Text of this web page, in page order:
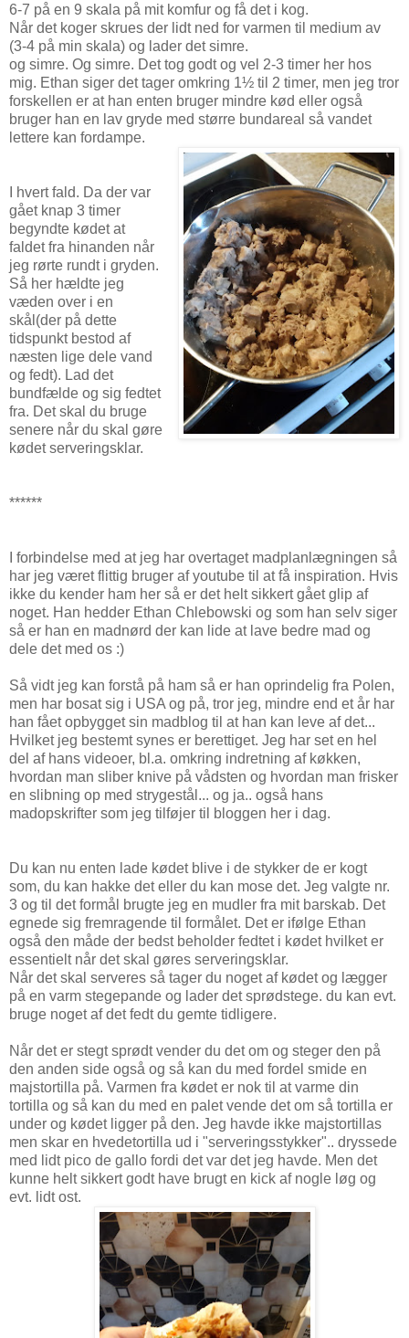
6-7 på en 9 skala på mit komfur og få det i kog.
Når det koger skrues der lidt ned for varmen til medium av
(3-4 på min skala) og lader det simre.
og simre. Og simre. Det tog godt og vel 2-3 timer her hos
mig. Ethan siger det tager omkring 1½ til 2 timer, men jeg tror
forskellen er at han enten bruger mindre kød eller også
bruger han en lav gryde med større bundareal så vandet
lettere kan fordampe.
I hvert fald. Da der var
gået knap 3 timer
begyndte kødet at
faldet fra hinanden når
jeg rørte rundt i gryden.
Så her hældte jeg
væden over i en
skål(der på dette
tidspunkt bestod af
næsten lige dele vand
og fedt). Lad det
bundfælde og sig fedtet
fra. Det skal du bruge
senere når du skal gøre
kødet serveringsklar.
******
I forbindelse med at jeg har overtaget madplanlægningen så
har jeg været flittig bruger af youtube til at få inspiration. Hvis
ikke du kender ham her så er det helt sikkert gået glip af
noget. Han hedder Ethan Chlebowski og som han selv siger
så er han en madnørd der kan lide at lave bedre mad og
dele det med os :)
Så vidt jeg kan forstå på ham så er han oprindelig fra Polen,
men har bosat sig i USA og på, tror jeg, mindre end et år har
han fået opbygget sin madblog til at han kan leve af det...
Hvilket jeg bestemt synes er berettiget. Jeg har set en hel
del af hans videoer, bl.a. omkring indretning af køkken,
hvordan man sliber knive på vådsten og hvordan man frisker
en slibning op med strygestål... og ja.. også hans
madopskrifter som jeg tilføjer til bloggen her i dag.
Du kan nu enten lade kødet blive i de stykker de er kogt
som, du kan hakke det eller du kan mose det. Jeg valgte nr.
3 og til det formål brugte jeg en mudler fra mit barskab. Det
egnede sig fremragende til formålet. Det er ifølge Ethan
også den måde der bedst beholder fedtet i kødet hvilket er
essentielt når det skal gøres serveringsklar.
Når det skal serveres så tager du noget af kødet og lægger
på en varm stegepande og lader det sprødstege. du kan evt.
bruge noget af det fedt du gemte tidligere.
Når det er stegt sprødt vender du det om og steger den på
den anden side også og så kan du med fordel smide en
majstortilla på. Varmen fra kødet er nok til at varme din
tortilla og så kan du med en palet vende det om så tortilla er
under og kødet ligger på den. Jeg havde ikke majstortillas
men skar en hvedetortilla ud i "serveringsstykker".. dryssede
med lidt pico de gallo fordi det var det jeg havde. Men det
kunne helt sikkert godt have brugt en kick af nogle løg og
evt. lidt ost.